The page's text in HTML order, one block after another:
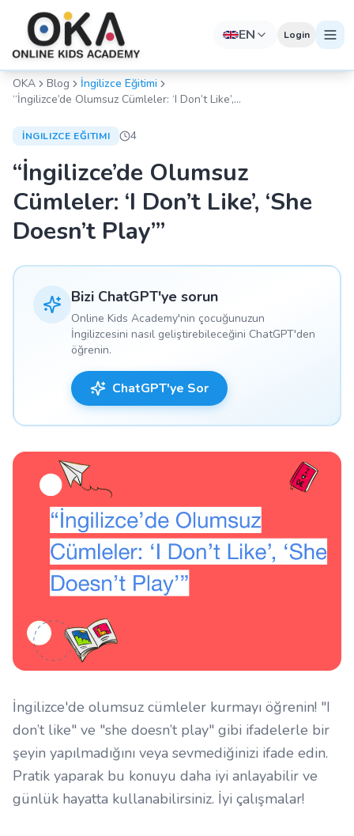
EN Login
OKA Blog
İngilizce Eğitimi
“İngilizce’de Olumsuz Cümleler: ‘I Don’t Like’,
İNGILIZCE EĞITIMI 4
“İngilizce’de Olumsuz
Cümleler: ‘I Don’t Like’, ‘She
Doesn’t Play’”
Bizi ChatGPT'ye sorun
Online Kids Academy'nin çocuğunuzun
İngilizcesini nasıl geliştirebileceğini ChatGPT'den
öğrenin.
ChatGPT'ye Sor
İngilizce'de olumsuz cümleler kurmayı öğrenin! "I
don’t like" ve "she doesn’t play" gibi ifadelerle bir
şeyin yapılmadığını veya sevmediğinizi ifade edin.
Pratik yaparak bu konuyu daha iyi anlayabilir ve
günlük hayatta kullanabilirsiniz. İyi çalışmalar!